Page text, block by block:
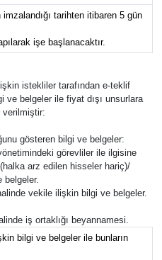
tarihten itibaren 5 gün
işe başlanacaktır.
istekliler tarafından e-teklif
ve belgeler ile fiyat dışı unsurlara
verilmiştir:
gösteren bilgi ve belgeler:
görevliler ile ilgisine
arz edilen hisseler hariç)/
belgeler.
vekile ilişkin bilgi ve belgeler.
iş ortaklığı beyannamesi.
bilgi ve belgeler ile bunların